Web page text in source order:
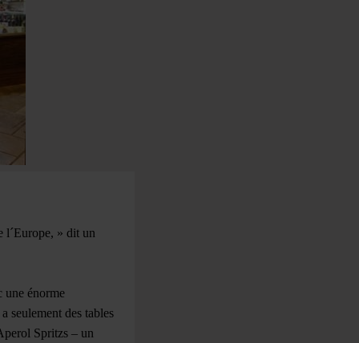
l´Europe, » dit un
une énorme
seulement des tables
Spritzs – un